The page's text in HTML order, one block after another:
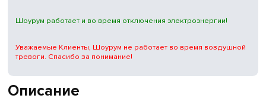
Описание
Шоурум работает и во время отключения электроэнергии!
Уважаемые Клиенты, Шоурум не работает во время воздушной
тревоги. Спасибо за понимание!